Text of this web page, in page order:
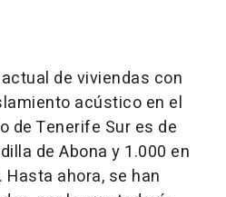
de viviendas con
acústico en el
de Tenerife Sur es de
de Abona y 1.000 en
Hasta ahora, se han